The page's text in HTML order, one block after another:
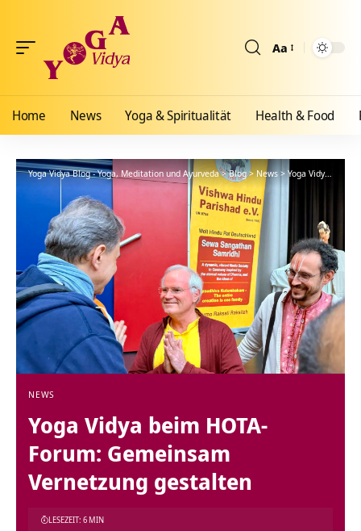
Aa
Home News Yoga & Spiritualität Health & Food
Yoga Vidya Blog - Yoga, Meditation und Ayurveda>Blog>News>Yoga Vidya beim HOTA-Forum: Gemeinsam Vernetzung gestalten
NEWS
Yoga Vidya beim HOTA-
Forum: Gemeinsam
Vernetzung gestalten
LESEZEIT: 6 MIN